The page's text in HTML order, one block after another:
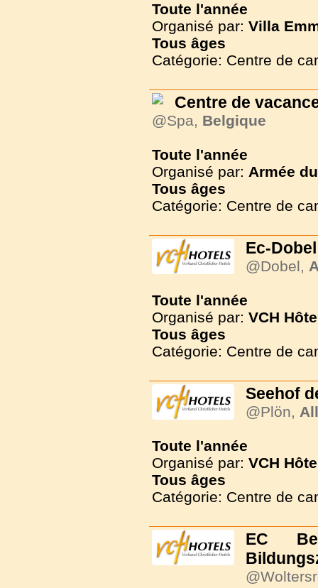
Toute l'année
Organisé par: Villa
Tous âges
Catégorie: Centre de
Centre de
@Spa, Belgique
Toute l'année
Organisé par: Armée
Tous âges
Catégorie: Centre de
Ec-Dobel
@Dobel,
Toute l'année
Organisé par: VCH
Tous âges
Catégorie: Centre de
Seehof
@Plön,
Toute l'année
Organisé par: VCH
Tous âges
Catégorie: Centre de
EC